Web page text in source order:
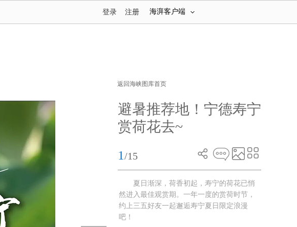
海湃客户端
登录 注册
返回海峡图库首页
避暑推荐地！宁德寿宁
赏荷花去~
1 /15
夏日渐深，荷香初起，寿宁的荷花已悄
然进入最佳观赏期。一年一度的赏荷时节，
约上三五好友一起邂逅寿宁夏日限定浪漫
吧！